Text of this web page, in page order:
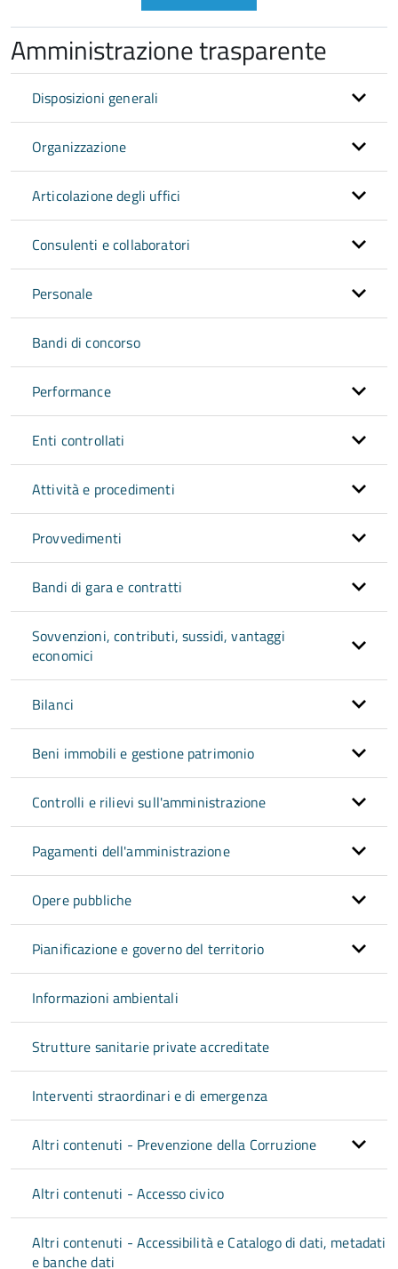
Amministrazione trasparente
Disposizioni generali
Organizzazione
Articolazione degli uffici
Consulenti e collaboratori
Personale
Bandi di concorso
Performance
Enti controllati
Attività e procedimenti
Provvedimenti
Bandi di gara e contratti
Sovvenzioni, contributi, sussidi, vantaggi
economici
Bilanci
Beni immobili e gestione patrimonio
Controlli e rilievi sull'amministrazione
Pagamenti dell'amministrazione
Opere pubbliche
Pianificazione e governo del territorio
Informazioni ambientali
Strutture sanitarie private accreditate
Interventi straordinari e di emergenza
Altri contenuti - Prevenzione della Corruzione
Altri contenuti - Accesso civico
Altri contenuti - Accessibilità e Catalogo di dati, metadati
e banche dati